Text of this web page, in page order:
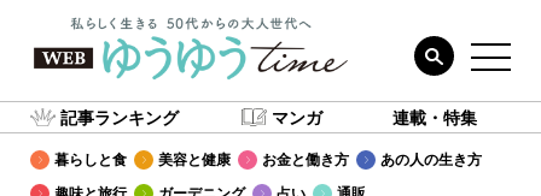
記事ランキング マンガ 連載・特集
暮らしと食 美容と健康 お金と働き方
あの人の生き方